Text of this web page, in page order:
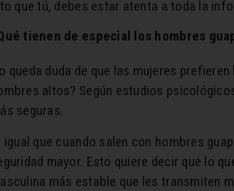
que tú, debes estar atenta a toda la
tienen de especial los hombres
queda duda de que las mujeres
altos? Según estudios
seguras.
igual que cuando salen con hombres
mayor. Esto quiere decir que lo
más estable que les transmiten